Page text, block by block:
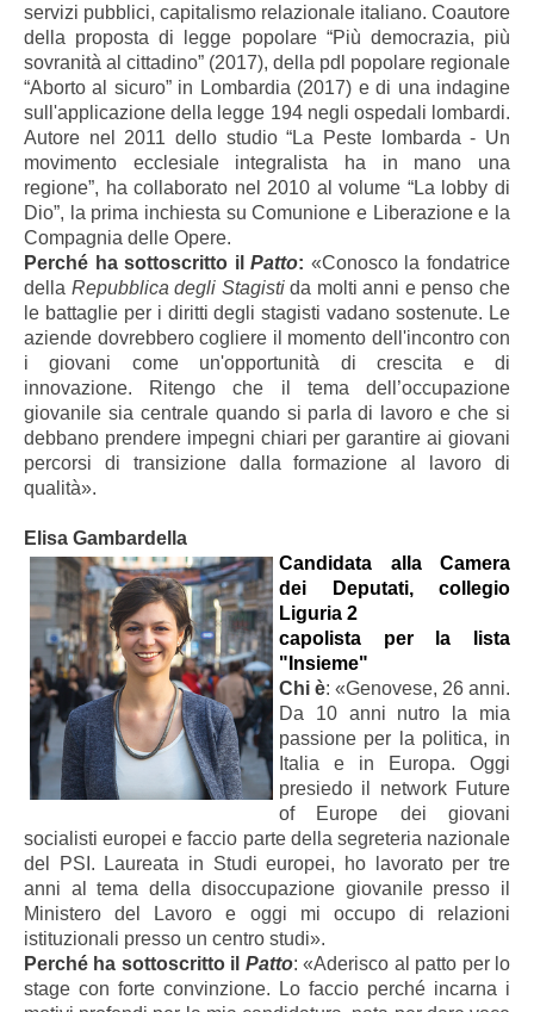
servizi pubblici, capitalismo relazionale italiano. Coautore
della proposta di legge popolare “Più democrazia, più
sovranità al cittadino” (2017), della pdl popolare regionale
“Aborto al sicuro” in Lombardia (2017) e di una indagine
sull'applicazione della legge 194 negli ospedali lombardi.
Autore nel 2011 dello studio “La Peste lombarda - Un
movimento ecclesiale integralista ha in mano una
regione”, ha collaborato nel 2010 al volume “La lobby di
Dio”, la prima inchiesta su Comunione e Liberazione e la
Compagnia delle Opere.
Perché ha sottoscritto ilPatto: «Conosco la fondatrice
della Repubblica degli Stagistida molti anni e penso che
le battaglie per i diritti degli stagisti vadano sostenute. Le
aziende dovrebbero cogliere il momento dell'incontro con
i giovani come un'opportunità di crescita e di
innovazione. Ritengo che il tema dell’occupazione
giovanile sia centrale quando si parla di lavoro e che si
debbano prendere impegni chiari per garantire ai giovani
percorsi di transizione dalla formazione al lavoro di
qualità».
Elisa Gambardella
Candidata alla Camera
dei Deputati, collegio
Liguria 2
capolista per la lista
"Insieme"
Chi è: «Genovese, 26 anni.
Da 10 anni nutro la mia
passione per la politica, in
Italia e in Europa. Oggi
presiedo il network Future
of Europe dei giovani
socialisti europei e faccio parte della segreteria nazionale
del PSI. Laureata in Studi europei, ho lavorato per tre
anni al tema della disoccupazione giovanile presso il
Ministero del Lavoro e oggi mi occupo di relazioni
istituzionali presso un centro studi».
Perché ha sottoscritto il Patto: «Aderisco al patto per lo
stage con forte convinzione. Lo faccio perché incarna i